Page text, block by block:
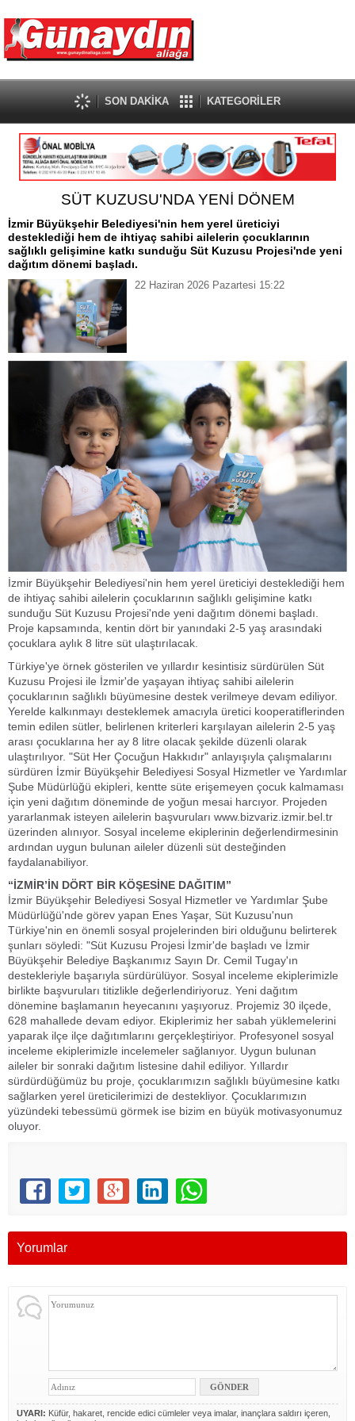
SON DAKİKA KATEGORİLER
SÜT KUZUSU'NDA YENİ DÖNEM
İzmir Büyükşehir Belediyesi'nin hem yerel üreticiyi
desteklediği hem de ihtiyaç sahibi ailelerin çocuklarının
sağlıklı gelişimine katkı sunduğu Süt Kuzusu Projesi'nde yeni
dağıtım dönemi başladı.
22 Haziran 2026 Pazartesi 15:22
İzmir Büyükşehir Belediyesi'nin hem yerel üreticiyi desteklediği hem
de ihtiyaç sahibi ailelerin çocuklarının sağlıklı gelişimine katkı
sunduğu Süt Kuzusu Projesi'nde yeni dağıtım dönemi başladı.
Proje kapsamında, kentin dört bir yanındaki 2-5 yaş arasındaki
çocuklara aylık 8 litre süt ulaştırılacak.
Türkiye'ye örnek gösterilen ve yıllardır kesintisiz sürdürülen Süt
Kuzusu Projesi ile İzmir'de yaşayan ihtiyaç sahibi ailelerin
çocuklarının sağlıklı büyümesine destek verilmeye devam ediliyor.
Yerelde kalkınmayı desteklemek amacıyla üretici kooperatiflerinden
temin edilen sütler, belirlenen kriterleri karşılayan ailelerin 2-5 yaş
arası çocuklarına her ay 8 litre olacak şekilde düzenli olarak
ulaştırılıyor. "Süt Her Çocuğun Hakkıdır" anlayışıyla çalışmalarını
sürdüren İzmir Büyükşehir Belediyesi Sosyal Hizmetler ve Yardımlar
Şube Müdürlüğü ekipleri, kentte süte erişemeyen çocuk kalmaması
için yeni dağıtım döneminde de yoğun mesai harcıyor. Projeden
yararlanmak isteyen ailelerin başvuruları www.bizvariz.izmir.bel.tr
üzerinden alınıyor. Sosyal inceleme ekiplerinin değerlendirmesinin
ardından uygun bulunan aileler düzenli süt desteğinden
faydalanabiliyor.
“İZMİR’İN DÖRT BİR KÖŞESİNE DAĞITIM”
İzmir Büyükşehir Belediyesi Sosyal Hizmetler ve Yardımlar Şube
Müdürlüğü'nde görev yapan Enes Yaşar, Süt Kuzusu'nun
Türkiye'nin en önemli sosyal projelerinden biri olduğunu belirterek
şunları söyledi: "Süt Kuzusu Projesi İzmir'de başladı ve İzmir
Büyükşehir Belediye Başkanımız Sayın Dr. Cemil Tugay'ın
destekleriyle başarıyla sürdürülüyor. Sosyal inceleme ekiplerimizle
birlikte başvuruları titizlikle değerlendiriyoruz. Yeni dağıtım
dönemine başlamanın heyecanını yaşıyoruz. Projemiz 30 ilçede,
628 mahallede devam ediyor. Ekiplerimiz her sabah yüklemelerini
yaparak ilçe ilçe dağıtımlarını gerçekleştiriyor. Profesyonel sosyal
inceleme ekiplerimizle incelemeler sağlanıyor. Uygun bulunan
aileler bir sonraki dağıtım listesine dahil ediliyor. Yıllardır
sürdürdüğümüz bu proje, çocuklarımızın sağlıklı büyümesine katkı
sağlarken yerel üreticilerimizi de destekliyor. Çocuklarımızın
yüzündeki tebessümü görmek ise bizim en büyük motivasyonumuz
oluyor.
Yorumlar
UYARI: Küfür, hakaret, rencide edici cümleler veya imalar, inançlara saldırı içeren,